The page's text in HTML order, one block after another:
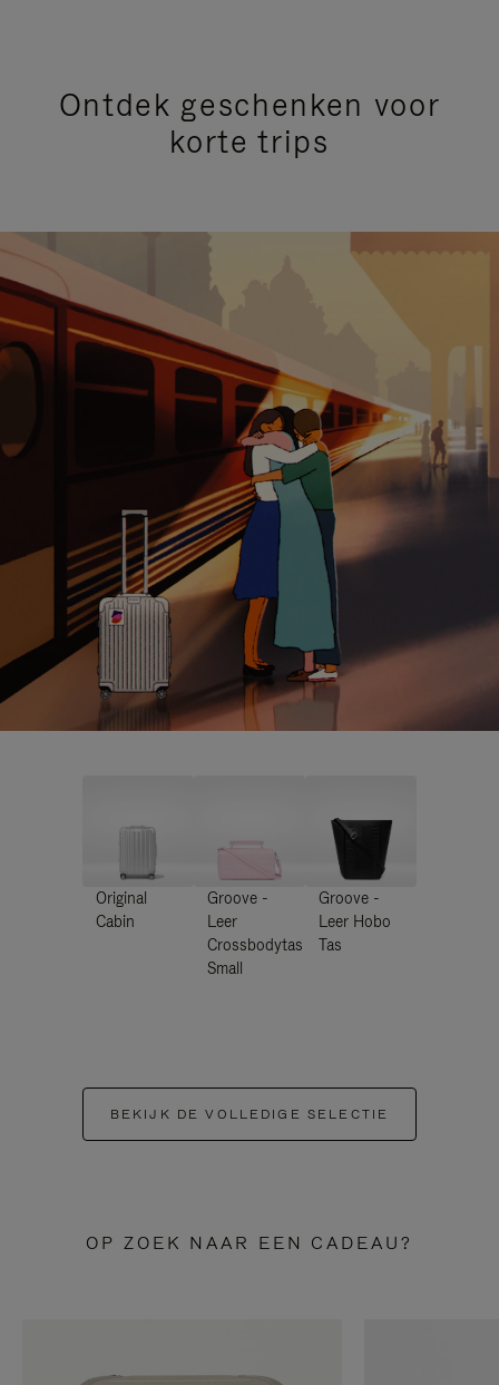
Ontdek geschenken voor
korte trips
Original
Cabin
Groove -
Leer
Crossbodytas
Small
Groove -
Leer Hobo
Tas
BEKIJK DE VOLLEDIGE SELECTIE
OP ZOEK NAAR EEN CADEAU?